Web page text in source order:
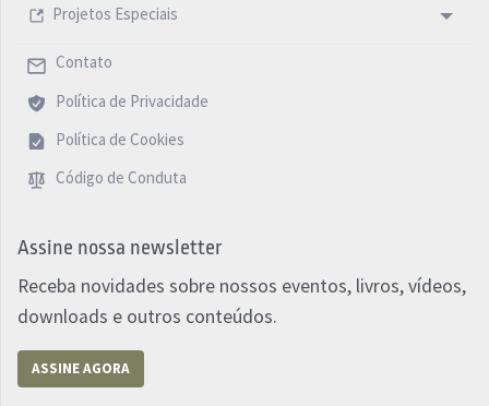
Projetos Especiais
Contato
Política de Privacidade
Política de Cookies
Código de Conduta
Assine nossa newsletter
Receba novidades sobre nossos eventos, livros, vídeos,
downloads e outros conteúdos.
ASSINE AGORA